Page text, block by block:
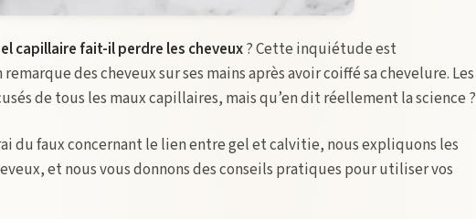
capillaire fait-il perdre les cheveux? Cette inquiétude est
des cheveux sur ses mains après avoir coiffé sa chevelure. Les
de tous les maux capillaires, mais qu’en dit réellement la science ?
du faux concernant le lien entre gel et calvitie, nous expliquons les
et nous vous donnons des conseils pratiques pour utiliser vos